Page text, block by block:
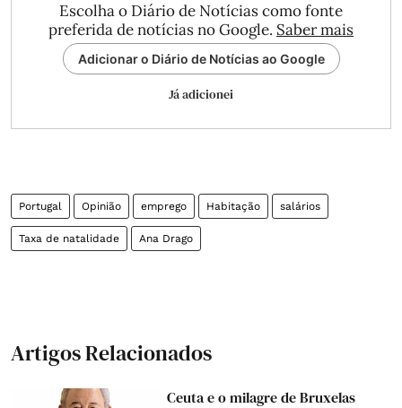
Escolha o Diário de Notícias como fonte
preferida de notícias no Google. Saber mais
Adicionar o Diário de Notícias ao Google
Já adicionei
Portugal Opinião emprego Habitação salários
Taxa de natalidade Ana Drago
Artigos Relacionados
Ceuta e o milagre de Bruxelas